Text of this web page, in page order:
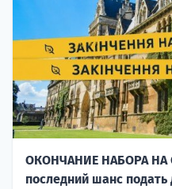
ОКОНЧАНИЕ НАБОРА НА
последний шанс